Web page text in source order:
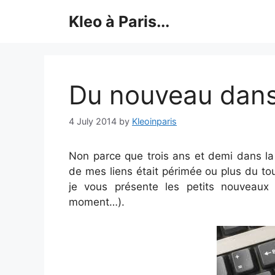
Kleo à Paris...
Du nouveau
4 July 2014 by Kleoinparis
Non parce que trois ans et demi dans
de mes liens était périmée ou plus du
je vous présente les petits
moment…).